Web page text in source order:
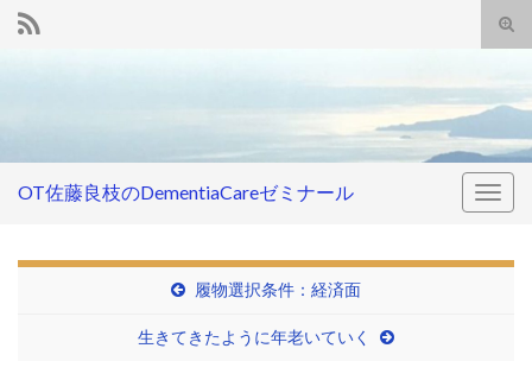
OT佐藤良枝のDementiaCareゼミナール
履物選択条件：経済面
生きてきたように年老いていく